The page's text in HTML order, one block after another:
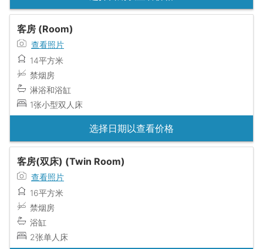
客房 (Room)
查看照片
14平方米
禁烟房
淋浴和浴缸
1张小型双人床
选择日期以查看价格
客房(双床) (Twin Room)
查看照片
16平方米
禁烟房
浴缸
2张单人床